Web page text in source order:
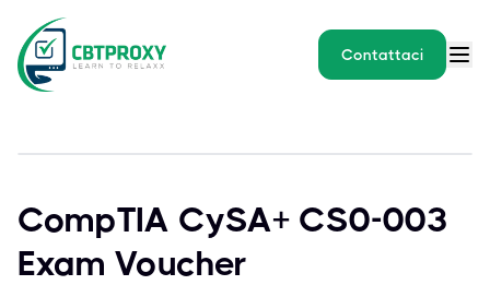
Contattaci
CompTIA CySA+ CS0-003
Exam Voucher